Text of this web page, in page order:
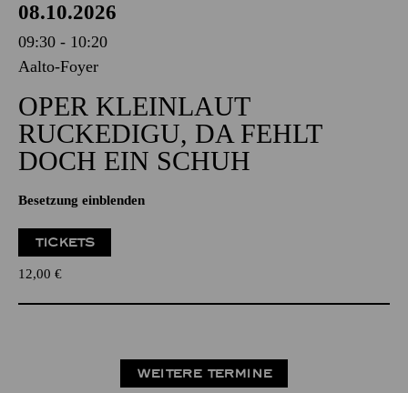
08.10.2026
09:30 - 10:20
Aalto-Foyer
OPER KLEINLAUT
RUCKEDIGU, DA FEHLT
DOCH EIN SCHUH
Besetzung einblenden
TICKETS
12,00 €
WEITERE TERMINE